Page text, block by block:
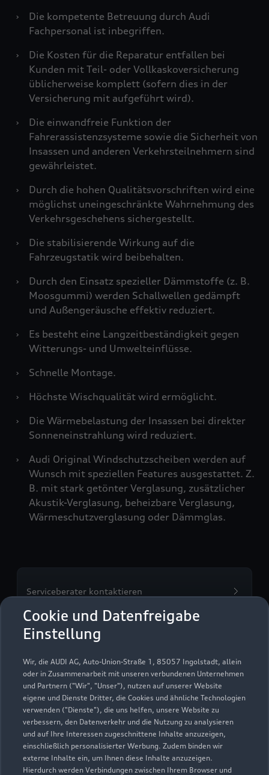
Cookie und Datenfreigabe
Einstellung
Wir, die AUDI AG, Auto-Union-Straße 1, 85057 Ingolstadt, allein
oder in Zusammenarbeit mit unseren verbundenen Unternehmen
und Partnern ("Wir", "Unser"), nutzen auf unserer Website
eigene und Dienste Dritter, die Cookies und ähnliche Technologien
verwenden ("Dienste"), die uns helfen, unsere Website zu
verbessern, den Datenverkehr und die Nutzung zu analysieren
und auf Ihre Interessen zugeschnittene Inhalte anzuzeigen,
einschließlich personalisierter Werbung. Zudem binden wir
externe Inhalte ein, um Ihnen diese Inhalte anzuzeigen.
Hierdurch werden Verbindungen zwischen Ihrem Browser und
›
Die kompetente Betreuung durch Audi
Fachpersonal ist inbegriffen.
›
Die Kosten für die Reparatur entfallen bei
Kunden mit Teil- oder Vollkaskoversicherung
üblicherweise komplett (sofern dies in der
Versicherung mit aufgeführt wird).
›
Die einwandfreie Funktion der
Fahrerassistenzsysteme sowie die Sicherheit von
Insassen und anderen Verkehrsteilnehmern sind
gewährleistet.
›
Durch die hohen Qualitätsvorschriften wird eine
möglichst uneingeschränkte Wahrnehmung des
Verkehrsgeschehens sichergestellt.
›
Die stabilisierende Wirkung auf die
Fahrzeugstatik wird beibehalten.
›
Durch den Einsatz spezieller Dämmstoffe (z. B.
Moosgummi) werden Schallwellen gedämpft
und Außengeräusche effektiv reduziert.
›
Es besteht eine Langzeitbeständigkeit gegen
Witterungs- und Umwelteinflüsse.
›
Schnelle Montage.
›
Höchste Wischqualität wird ermöglicht.
›
Die Wärmebelastung der Insassen bei direkter
Sonneneinstrahlung wird reduziert.
›
Audi Original Windschutzscheiben werden auf
Wunsch mit speziellen Features ausgestattet. Z.
B. mit stark getönter Verglasung, zusätzlicher
Akustik-Verglasung, beheizbare Verglasung,
Wärmeschutzverglasung oder Dämmglas.
Serviceberater kontaktieren
Vohburger Autohaus
GmbH & Co. KG
Servicepartner e-tron